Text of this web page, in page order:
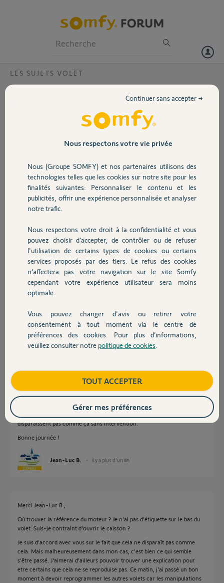
Volet
Sécurité
Domotique
Chauffage
Autres produits
Devis avec un pro
Contact
LES SUJETS VOLET
Volet roulant qui a disparu de la tahoma
Ce matin, l’un de mes volets roulants SOMFY
télécommandé par une smoove io à disparu de
l’application SOMFY.
je n’arrive toujours pas à le re synchroniser sur
ma tahoma switch.
Il me demande si je dispose d’une commande
centralisée, ce qui n’avait jamais été le cas
Le reste fonctionne très bien avec les autres
volets de la maison.
Merci pour votre assistance.
Amaury D.
il y a plus d'un an
Participer au fil de discussion
Réponses
C'est un problème de clé io.
Avez-vous la référence de la motorisation afin de pouvoir vous aider à la
disparaissent pas comme ça sans intervention.
Bonne journée !
Jean-Luc B. il y a plus d'un an
Merci Jean-Luc B.,
Où trouver la référence du moteur ? Je n'ai pas d'étiquette sur le bas du
volet. Suis-je contraint d'ouvrir le caisson ?
Je suis d'accord avec vous sur le fait que cela ne disparaît pas comme
cela. Mais malheureusement dans mon cas, c'est bien ce qui semble
s'être passé. J'aimerai d'ailleurs pouvoir trouver une explication pour
etre certains que cela ne se reproduise pas. Ce matin, j'ai passé un bon
moment à devoir reprogrammer les autres volets car les manipulations
Nous respectons votre vie privée
Nous (Groupe SOMFY) et nos partenaires utilisons des
technologies telles que les cookies sur notre site pour les
finalités suivantes: Personnaliser le contenu et les
publicités, offrir une expérience personnalisée et analyser
notre trafic.
Nous respectons votre droit à la confidentialité et vous
pouvez choisir d’accepter, de contrôler ou de refuser
l'utilisation de certains types de cookies ou certains
services proposés par des tiers. Le refus des cookies
n’affectera pas votre navigation sur le site Somfy
cependant votre expérience utilisateur sera moins
optimale.
Vous pouvez changer d'avis ou retirer votre
consentement à tout moment via le centre de
préférences des cookies. Pour plus d’informations,
veuillez consulter notre politique de cookies
Continuer sans accepter →
TOUT ACCEPTER
Gérer mes préférences